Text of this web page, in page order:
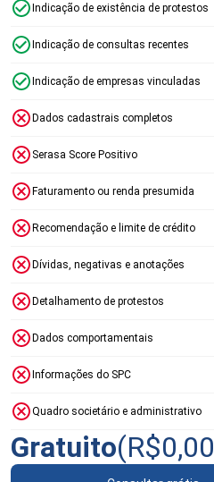
Indicação de existência de protestos
Indicação de consultas recentes
Indicação de empresas vinculadas
Dados cadastrais completos
Serasa Score Positivo
Faturamento ou renda presumida
Recomendação e limite de crédito
Dívidas, negativas e anotações
Detalhamento de protestos
Dados comportamentais
Informações do SPC
Quadro societário e administrativo
Gratuito(R$0,00